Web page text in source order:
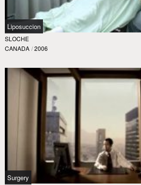
Liposuccion
SLOCHE
CANADA / 2006
Surgery